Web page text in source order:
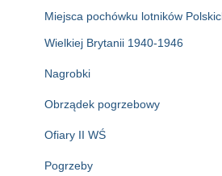
Miejsca pochówku lotników
Wielkiej Brytanii 1940-1946
Nagrobki
Obrządek pogrzebowy
Ofiary II WŚ
Pogrzeby